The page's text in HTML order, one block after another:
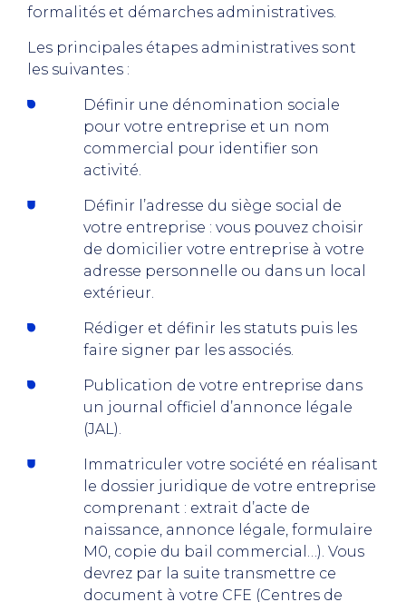
formalités et démarches administratives.
Les principales étapes administratives sont
les suivantes :
Définir une dénomination sociale
pour votre entreprise et un nom
commercial pour identifier son
activité.
Définir l’adresse du siège social de
votre entreprise : vous pouvez choisir
de domicilier votre entreprise à votre
adresse personnelle ou dans un local
extérieur.
Rédiger et définir les statuts puis les
faire signer par les associés.
Publication de votre entreprise dans
un journal officiel d’annonce légale
(JAL).
Immatriculer votre société en réalisant
le dossier juridique de votre entreprise
comprenant : extrait d’acte de
naissance, annonce légale, formulaire
M0, copie du bail commercial…). Vous
devrez par la suite transmettre ce
document à votre CFE (Centres de